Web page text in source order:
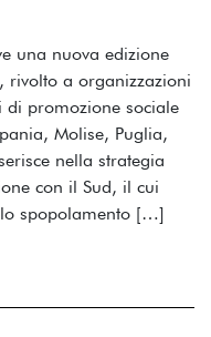
una nuova edizione
rivolto a organizzazioni
di promozione sociale
Molise, Puglia,
nella strategia
con il Sud, il cui
spopolamento […]